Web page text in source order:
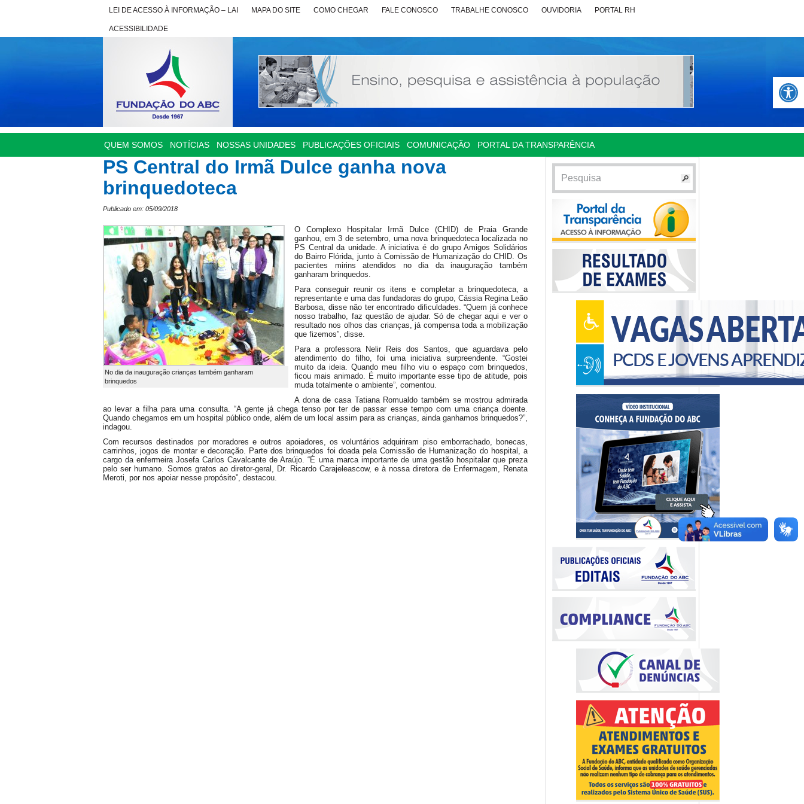
Abrir
LEI DE ACESSO À INFORMAÇÃO – LAI MAPA DO SITE COMO CHEGAR FALE CONOSCO TRABALHE CONOSCO OUVIDORIA PORTAL RH
ACESSIBILIDADE
QUEM SOMOS NOTÍCIAS NOSSAS UNIDADES PUBLICAÇÕES OFICIAIS COMUNICAÇÃO PORTAL DA TRANSPARÊNCIA
PS Central do Irmã Dulce ganha nova
brinquedoteca
Publicado em: 05/09/2018
No dia da inauguração crianças também ganharam
brinquedos
O Complexo Hospitalar Irmã Dulce (CHID) de Praia Grande
ganhou, em 3 de setembro, uma nova brinquedoteca localizada no
PS Central da unidade. A iniciativa é do grupo Amigos Solidários
do Bairro Flórida, junto à Comissão de Humanização do CHID. Os
pacientes mirins atendidos no dia da inauguração também
ganharam brinquedos.
Para conseguir reunir os itens e completar a brinquedoteca, a
representante e uma das fundadoras do grupo, Cássia Regina Leão
Barbosa, disse não ter encontrado dificuldades. “Quem já conhece
nosso trabalho, faz questão de ajudar. Só de chegar aqui e ver o
resultado nos olhos das crianças, já compensa toda a mobilização
que fizemos”, disse.
Para a professora Nelir Reis dos Santos, que aguardava pelo
atendimento do filho, foi uma iniciativa surpreendente. “Gostei
muito da ideia. Quando meu filho viu o espaço com brinquedos,
ficou mais animado. É muito importante esse tipo de atitude, pois
muda totalmente o ambiente”, comentou.
A dona de casa Tatiana Romualdo também se mostrou admirada
ao levar a filha para uma consulta. “A gente já chega tenso por ter de passar esse tempo com uma criança doente.
Quando chegamos em um hospital público onde, além de um local assim para as crianças, ainda ganhamos brinquedos?”,
indagou.
Com recursos destinados por moradores e outros apoiadores, os voluntários adquiriram piso emborrachado, bonecas,
carrinhos, jogos de montar e decoração. Parte dos brinquedos foi doada pela Comissão de Humanização do hospital, a
cargo da enfermeira Josefa Carlos Cavalcante de Araújo. “É uma marca importante de uma gestão hospitalar que preza
pelo ser humano. Somos gratos ao diretor-geral, Dr. Ricardo Carajeleascow, e à nossa diretora de Enfermagem, Renata
Meroti, por nos apoiar nesse propósito”, destacou.